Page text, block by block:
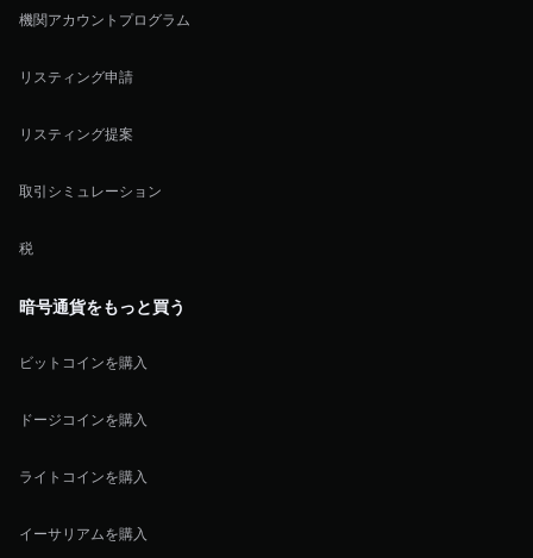
機関アカウントプログラム
リスティング申請
リスティング提案
取引シミュレーション
税
暗号通貨をもっと買う
ビットコインを購入
ドージコインを購入
ライトコインを購入
イーサリアムを購入